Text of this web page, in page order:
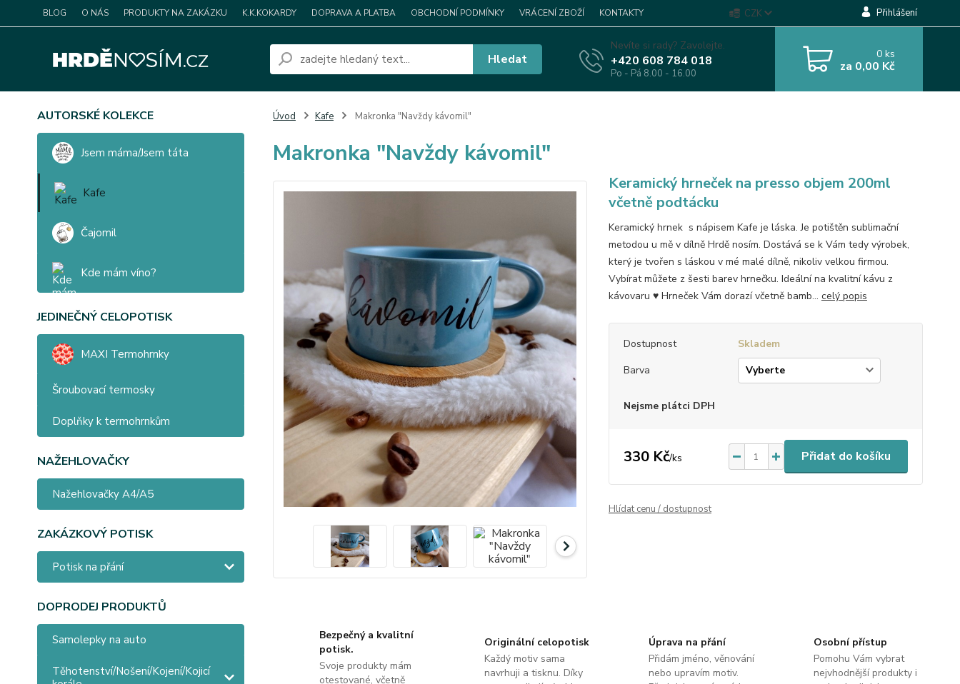
BLOG O NÁS PRODUKTY NA ZAKÁZKU K.K.KOKARDY DOPRAVA A PLATBA OBCHODNÍ PODMÍNKY VRÁCENÍ ZBOŽÍ KONTAKTY CZK Přihlášení
Hledat
Nevíte si rady? Zavolejte.
+420 608 784 018
Po - Pá 8.00 - 16.00
0ks
za 0,00 Kč
AUTORSKÉ KOLEKCE
Jsem máma/Jsem táta
Kafe
Čajomil
Kde mám víno?
JEDINEČNÝ CELOPOTISK
MAXI Termohrnky
Šroubovací termosky
Doplňky k termohrnkům
NAŽEHLOVAČKY
Nažehlovačky A4/A5
ZAKÁZKOVÝ POTISK
Potisk na přání
DOPRODEJ PRODUKTŮ
Samolepky na auto
Těhotenství/Nošení/Kojení/Kojicí
Úvod Kafe Makronka "Navždy kávomil"
Makronka "Navždy kávomil"
Keramický hrneček na presso objem 200ml
včetně podtácku
Keramický hrnek s nápisem Kafe je láska. Je potištěn sublimační
metodou u mě v dílně Hrdě nosím. Dostává se k Vám tedy výrobek,
který je tvořen s láskou v mé malé dílně, nikoliv velkou firmou.
Vybírat můžete z šesti barev hrnečku. Ideální na kvalitní kávu z
kávovaru ♥ Hrneček Vám dorazí včetně bamb... celý popis
Dostupnost
Skladem
Barva
Nejsme plátci DPH
330 Kč/ks Přidat do košíku
Hlídat cenu / dostupnost
Bezpečný a kvalitní
potisk.
Svoje produkty mám
otestované, včetně
Originální celopotisk
Každý motiv sama
navrhuji a tisknu. Díky
Úprava na přání
Přidám jméno, věnování
nebo upravím motiv.
Osobní přístup
Pomohu Vám vybrat
nejvhodnější produkty i